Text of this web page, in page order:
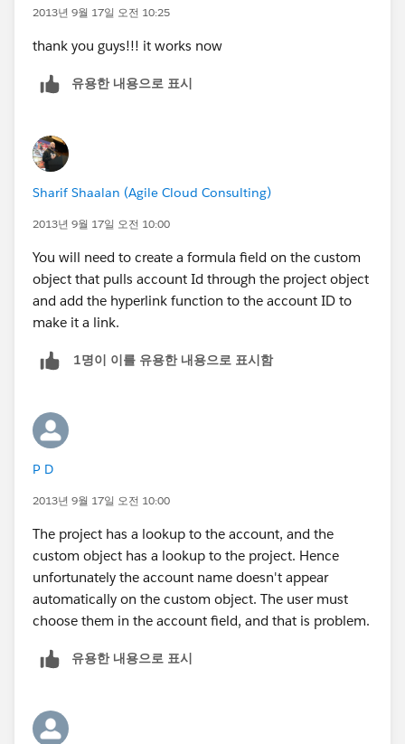
2013년 9월 17일 오전 10:25
thank you guys!!! it works now
유용한 내용으로 표시
Sharif Shaalan (Agile Cloud Consulting)
2013년 9월 17일 오전 10:00
You will need to create a formula field on the custom
object that pulls account Id through the project object
and add the hyperlink function to the account ID to
make it a link.
1명이 이를 유용한 내용으로 표시함
P D
2013년 9월 17일 오전 10:00
The project has a lookup to the account, and the
custom object has a lookup to the project. Hence
unfortunately the account name doesn't appear
automatically on the custom object. The user must
choose them in the account field, and that is problem.
유용한 내용으로 표시